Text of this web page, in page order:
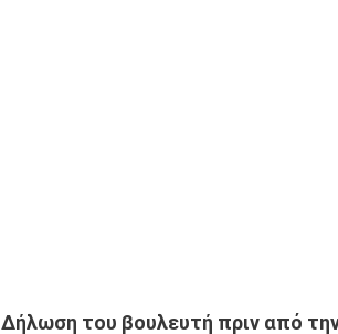
Δήλωση του βουλευτή πριν από